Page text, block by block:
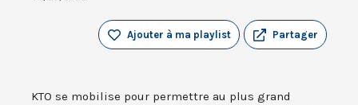
Partager
Ajouter à ma playlist
KTO se mobilise pour permettre au plus grand